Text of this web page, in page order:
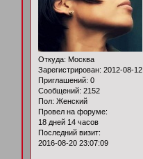
Откуда: Москва
Зарегистрирован: 2012-08-12
Приглашений: 0
Сообщений: 2152
Пол: Женский
Провел на форуме:
18 дней 14 часов
Последний визит:
2016-08-20 23:07:09